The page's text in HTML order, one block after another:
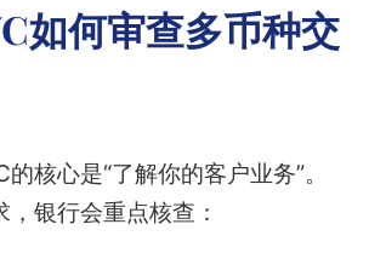
如何审查多币种交
核心是“了解你的客户业务”。
银行会重点核查：